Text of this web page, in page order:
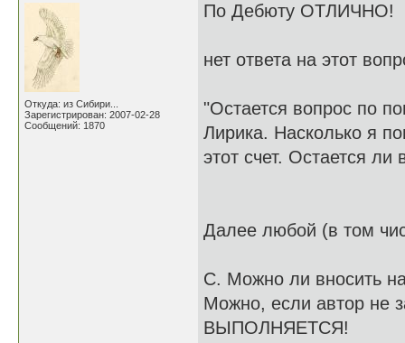
Откуда: из Сибири...
Зарегистрирован: 2007-02-28
Сообщений: 1870
По Дебюту ОТЛИЧНО!
нет ответа на этот
"Остается вопрос по
Лирика. Насколько я
этот счет. Остается ли
Далее любой (в том
C. Можно ли вносить
Можно, если автор не
ВЫПОЛНЯЕТСЯ!